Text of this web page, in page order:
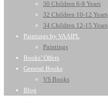
30 Children 6-9 Years
32 Children 10-12 Years
34 Children 12-15 Years
Paintings by VAAIPL
Paintings
Books’ Offers
General Books
VS Books
Blog